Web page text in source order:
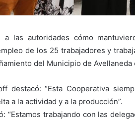
a las autoridades cómo
de los 25 trabajadores y
del Municipio de Avellaneda
destacó: “Esta Cooperativa
a la actividad y a la producción”.
“Estamos trabajando con las